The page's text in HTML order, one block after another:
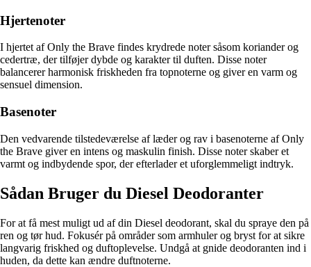
Hjertenoter
I hjertet af Only the Brave findes krydrede noter såsom koriander og
cedertræ, der tilføjer dybde og karakter til duften. Disse noter
balancerer harmonisk friskheden fra topnoterne og giver en varm og
sensuel dimension.
Basenoter
Den vedvarende tilstedeværelse af læder og rav i basenoterne af Only
the Brave giver en intens og maskulin finish. Disse noter skaber et
varmt og indbydende spor, der efterlader et uforglemmeligt indtryk.
Sådan Bruger du Diesel Deodoranter
For at få mest muligt ud af din Diesel deodorant, skal du spraye den på
ren og tør hud. Fokusér på områder som armhuler og bryst for at sikre
langvarig friskhed og duftoplevelse. Undgå at gnide deodoranten ind i
huden, da dette kan ændre duftnoterne.